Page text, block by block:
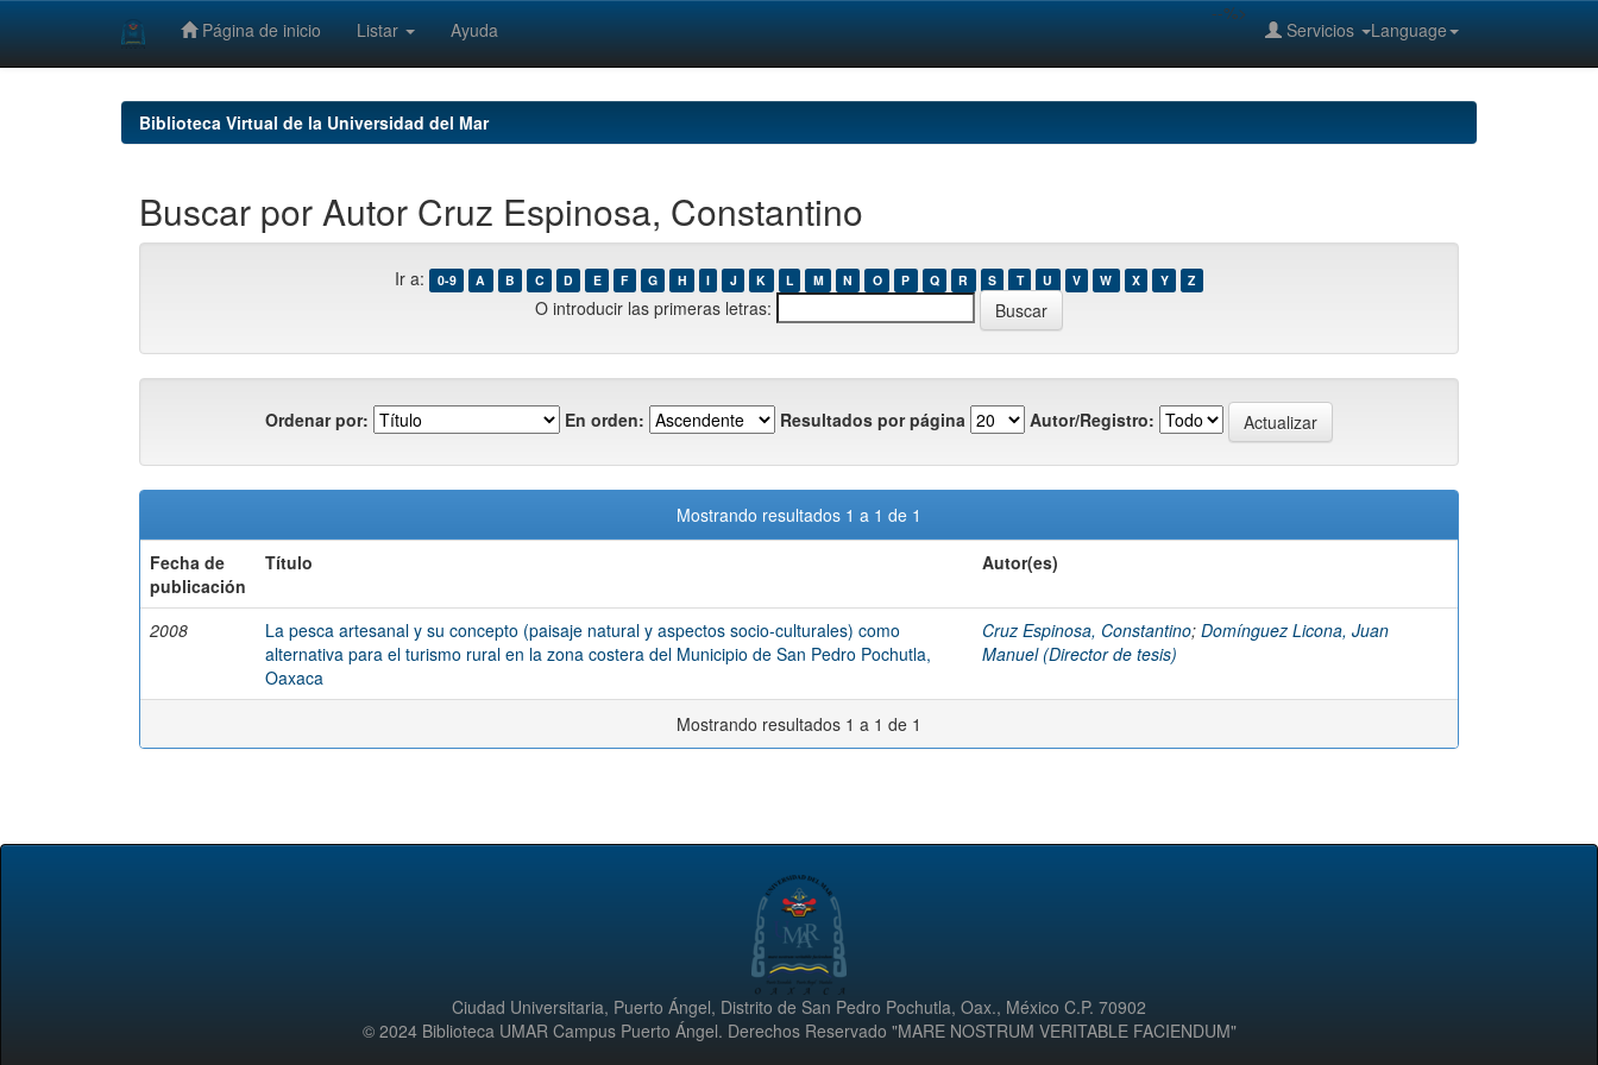
Página de inicio Listar Ayuda Language
Servicios
--%>
Biblioteca Virtual de la Universidad del Mar
Buscar por Autor Cruz Espinosa, Constantino
Ir a: 0-9 A B C D E F G H I J K L M N O P Q R S T U V W X Y Z
O introducir las primeras letras:
Ordenar por: En orden: Resultados por página Autor/Registro:
Mostrando resultados 1 a 1 de 1
Fecha de
publicación
Título Autor(es)
2008
La pesca artesanal y su concepto (paisaje natural y aspectos socio-culturales) como
alternativa para el turismo rural en la zona costera del Municipio de San Pedro Pochutla,
Oaxaca
Cruz Espinosa, Constantino; Domínguez Licona, Juan
Manuel (Director de tesis)
Mostrando resultados 1 a 1 de 1
Ciudad Universitaria, Puerto Ángel, Distrito de San Pedro Pochutla, Oax., México C.P. 70902
© 2024 Biblioteca UMAR Campus Puerto Ángel. Derechos Reservado "MARE NOSTRUM VERITABLE FACIENDUM"